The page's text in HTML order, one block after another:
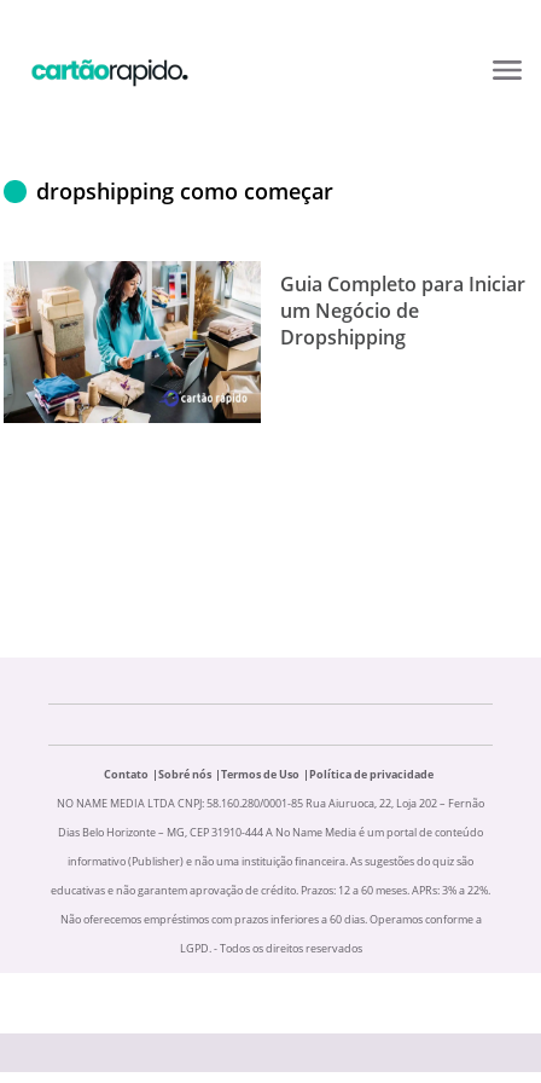
dropshipping como começar
Guia Completo para Iniciar
um Negócio de
Dropshipping
Contato Sobré nós Termos de Uso
Política de privacidade
NO NAME MEDIA LTDA CNPJ: 58.160.280/0001-85 Rua Aiuruoca, 22, Loja 202 – Fernão
Dias Belo Horizonte – MG, CEP 31910-444 A No Name Media é um portal de conteúdo
informativo (Publisher) e não uma instituição financeira. As sugestões do quiz são
educativas e não garantem aprovação de crédito. Prazos: 12 a 60 meses. APRs: 3% a 22%.
Não oferecemos empréstimos com prazos inferiores a 60 dias. Operamos conforme a
LGPD. - Todos os direitos reservados